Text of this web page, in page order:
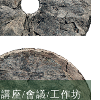
講座/會議/工作坊